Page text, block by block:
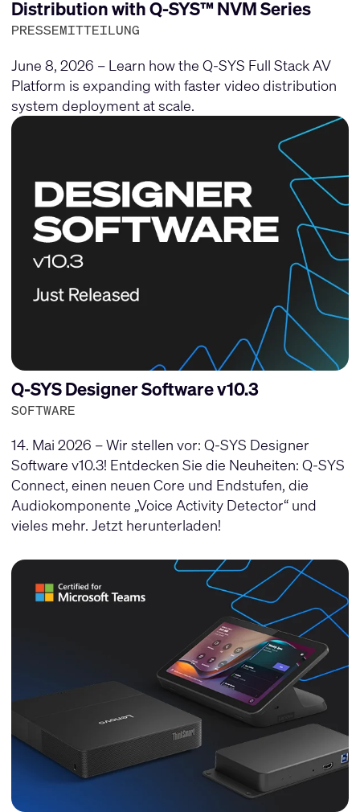
Distribution with Q-SYS™ NVM Series
PRESSEMITTEILUNG
June 8, 2026 – Learn how the Q-SYS Full Stack AV
Platform is expanding with faster video distribution
system deployment at scale.
Q-SYS Designer Software v10.3
SOFTWARE
14. Mai 2026 – Wir stellen vor: Q-SYS Designer
Software v10.3! Entdecken Sie die Neuheiten: Q-SYS
Connect, einen neuen Core und Endstufen, die
Audiokomponente „Voice Activity Detector“ und
vieles mehr. Jetzt herunterladen!